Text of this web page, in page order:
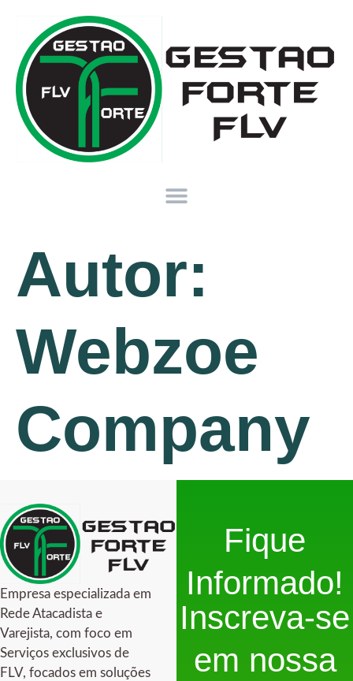
Autor:
Webzoe
Company
Empresa especializada em
Rede Atacadista e
Varejista, com foco em
Serviços exclusivos de
FLV, focados em soluções
Fique
Informado!
Inscreva-se
em nossa